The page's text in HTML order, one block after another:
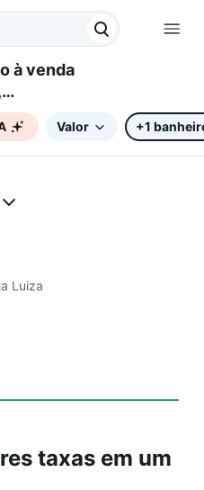
Valor +1
taxas em um
Luiza